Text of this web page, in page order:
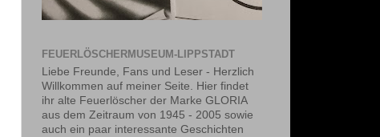
FEUERLÖSCHERMUSEUM-LIPPSTADT
Liebe Freunde, Fans und Leser - Herzlich
Willkommen auf meiner Seite. Hier findet
ihr alte Feuerlöscher der Marke GLORIA
aus dem Zeitraum von 1945 - 2005 sowie
auch ein paar interessante Geschichten